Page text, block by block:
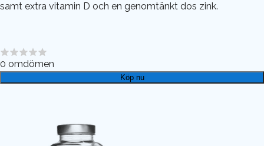
samt extra vitamin D och en genomtänkt dos zink.
0 omdömen
Köp nu